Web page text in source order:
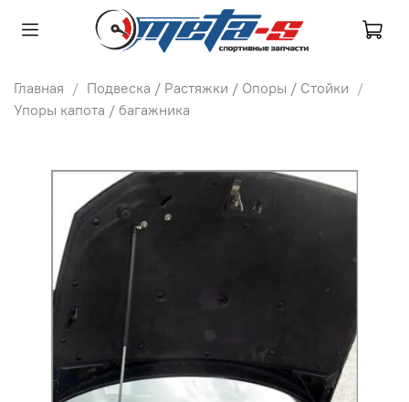
Главная
Подвеска / Растяжки / Опоры / Стойки
Упоры капота / багажника